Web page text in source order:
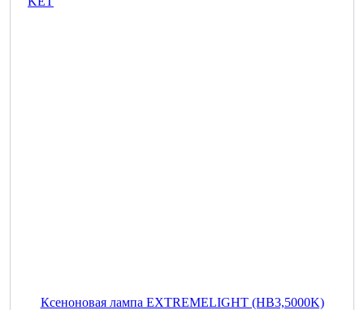
Ксеноновая лампа EXTREMELIGHT (HB3,5000K)